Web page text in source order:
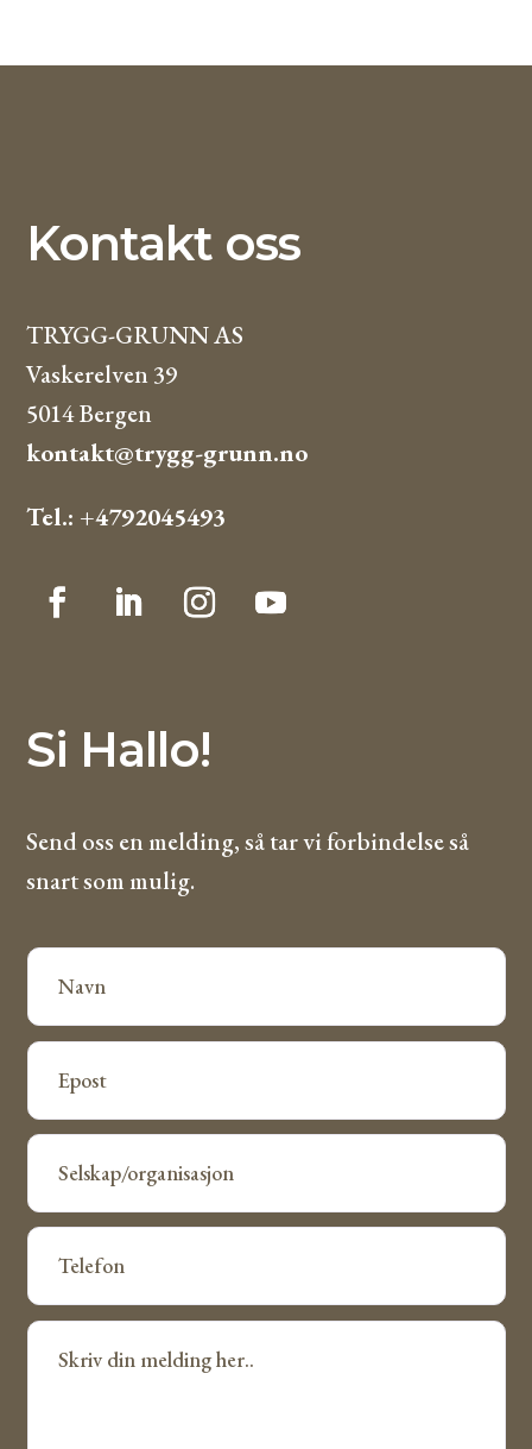
Kontakt oss
TRYGG-GRUNN AS
Vaskerelven 39
5014 Bergen
kontakt@trygg-grunn.no
Tel.: +4792045493
Si Hallo!
Send oss en melding, så tar vi forbindelse så
snart som mulig.